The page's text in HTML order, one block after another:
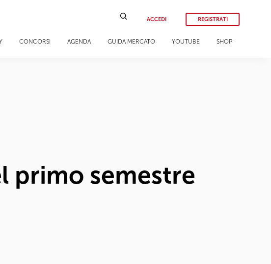
ACCEDI REGISTRATI
CONCORSI AGENDA GUIDA MERCATO YOUTUBE SHOP
primo semestre